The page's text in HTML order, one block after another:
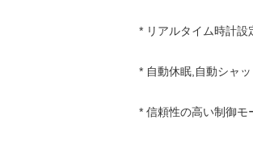
* リアルタイム時計設
* 自動休眠,自動シャ
* 信頼性の高い制御モ